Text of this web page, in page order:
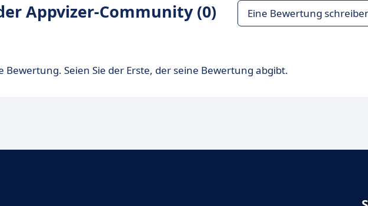
Appvizer-Community (0) Eine Bewertung
Bewertung. Seien Sie der Erste, der seine Bewertung abgibt.